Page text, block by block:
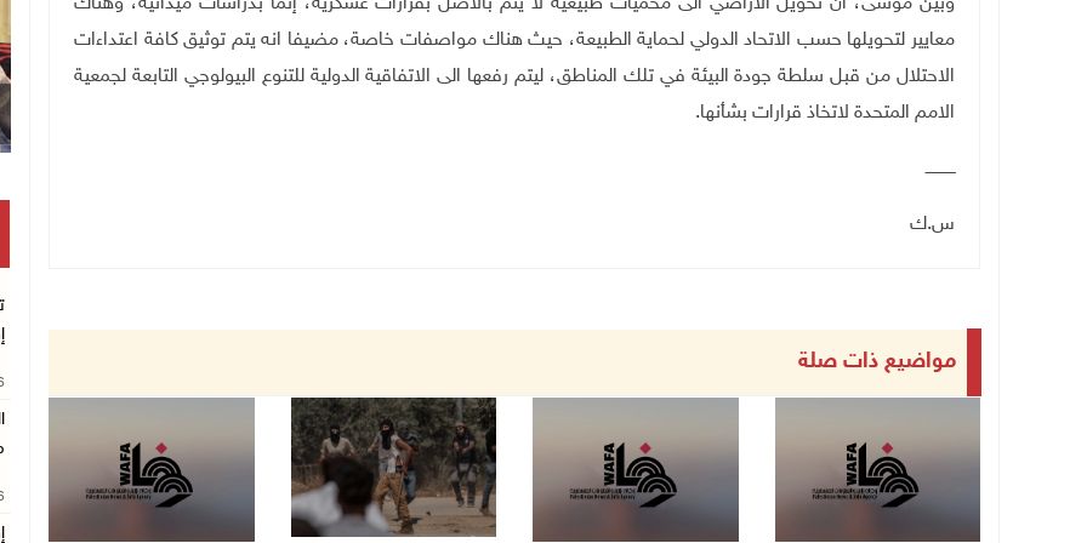
معايير لتحويلها حسب الاتحاد الدولي لحماية الطبيعة، حيث هناك مواصفات خاصة، مضيفا انه يتم توثيق كافة اعتداءات
الاحتلال من قبل سلطة جودة البيئة في تلك المناطق، ليتم رفعها الى الاتفاقية الدولية للتنوع البيولوجي التابعة لجمعية
الامم المتحدة لاتخاذ قرارات بشأنها.
ــــــــــــ
س.ك
مواضيع ذات صلة